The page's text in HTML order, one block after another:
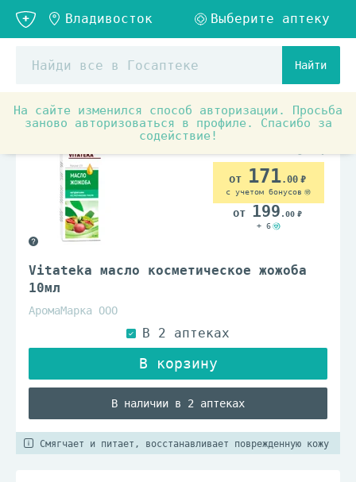
Найти
На сайте изменился способ авторизации. Просьба
заново авторизоваться в профиле. Спасибо за
содействие!
Товары для красоты и здоровья Средства по уходу
Vitateka масло косметическое жожоба
10мл
АромаМарка ООО
В наличии в 2 аптеках
171.00
с учетом бонусов
199 .00
+ 6
Смягчает и питает, восстанавливает поврежденную кожу